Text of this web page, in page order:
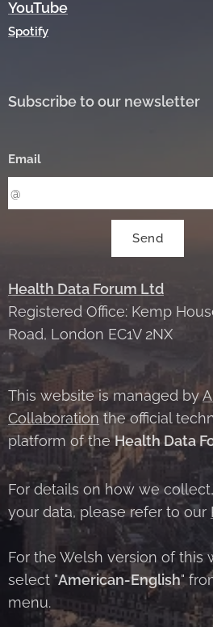
YouTube
Spotify
Subscribe to our newsletter
Email
Send
Health Data Forum Ltd
Registered Office: Kemp
Road, London EC1V 2NX
This website is managed by
Collaboration the official
platform of theHealth Data
For details on how we
your data, please refer to our
For the Welsh version of this
select "American-English"
menu.